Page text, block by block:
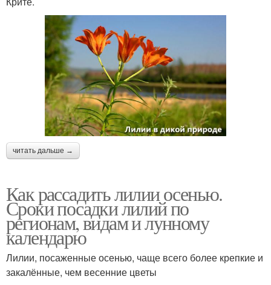
читать дальше →
Как рассадить лилии осенью.
Сроки посадки лилий по
регионам, видам и лунному
календарю
Лилии, посаженные осенью, чаще всего более крепкие и
закалённые, чем весенние цветы